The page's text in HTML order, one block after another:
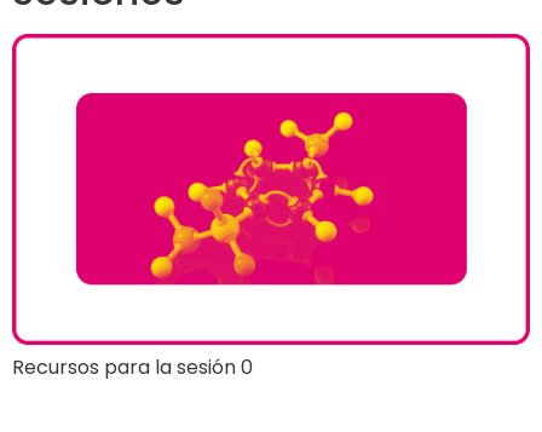
Recursos para la sesión 0